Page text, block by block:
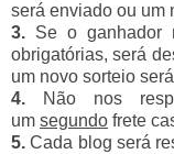
será enviado ou um
3. Se o ganhador
obrigatórias, será
um novo sorteio
4. Não nos
um segundo frete
5. Cada blog será